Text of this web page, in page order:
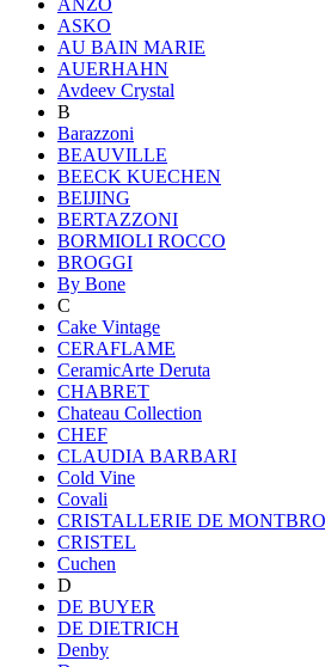
ASKO
AU BAIN MARIE
AUERHAHN
Avdeev Crystal
B
Barazzoni
BEAUVILLE
BEECK KUECHEN
BEIJING
BERTAZZONI
BORMIOLI ROCCO
BROGGI
By Bone
C
Cake Vintage
CERAFLAME
CeramicArte Deruta
CHABRET
Chateau Collection
CHEF
CLAUDIA BARBARI
Cold Vine
Covali
CRISTALLERIE DE
CRISTEL
Cuchen
D
DE BUYER
DE DIETRICH
Denby